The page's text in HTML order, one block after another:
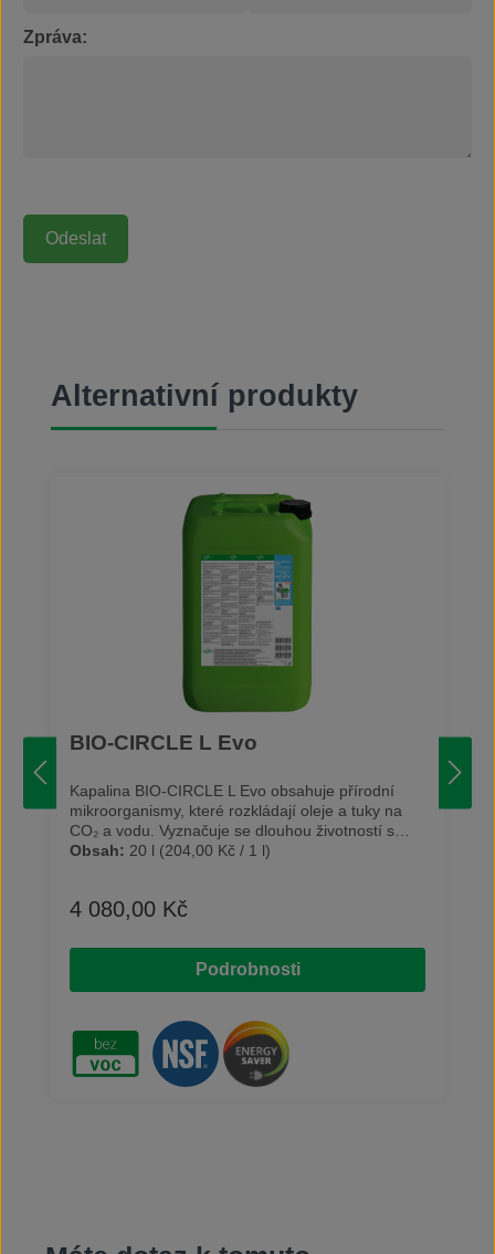
Zpráva:
Přeskočit galerii produktů
Alternativní produkty
BIO-CIRCLE L Evo
Kapalina BIO-CIRCLE L Evo obsahuje přírodní
mikroorganismy, které rozkládají oleje a tuky na
CO₂ a vodu. Vyznačuje se dlouhou životností s
konstantními čisticími účinky. Je speciálně určená
vlastnostem nenarušuje povrch čištěných dílů.
citlivých materiálů. Je vhodná na většinu
materiálů jako ocel, nerezová ocel, hliník,
neželezné kovy či plasty (např. PE). Na čištěných
Čisticí kapalina BIO-CIRCLE L Evo je alternativou k
rozpouštědlům bez rizika pro životní prostředí a
obsluhu. Neobsahuje (0 %) VOC, dosahuje
vynikajícího čisticího účinku. Díky tomu je
Obsah: 20 l (204,00 Kč / 1 l)
Běžná cena:
4 080,00 Kč
Podrobnosti